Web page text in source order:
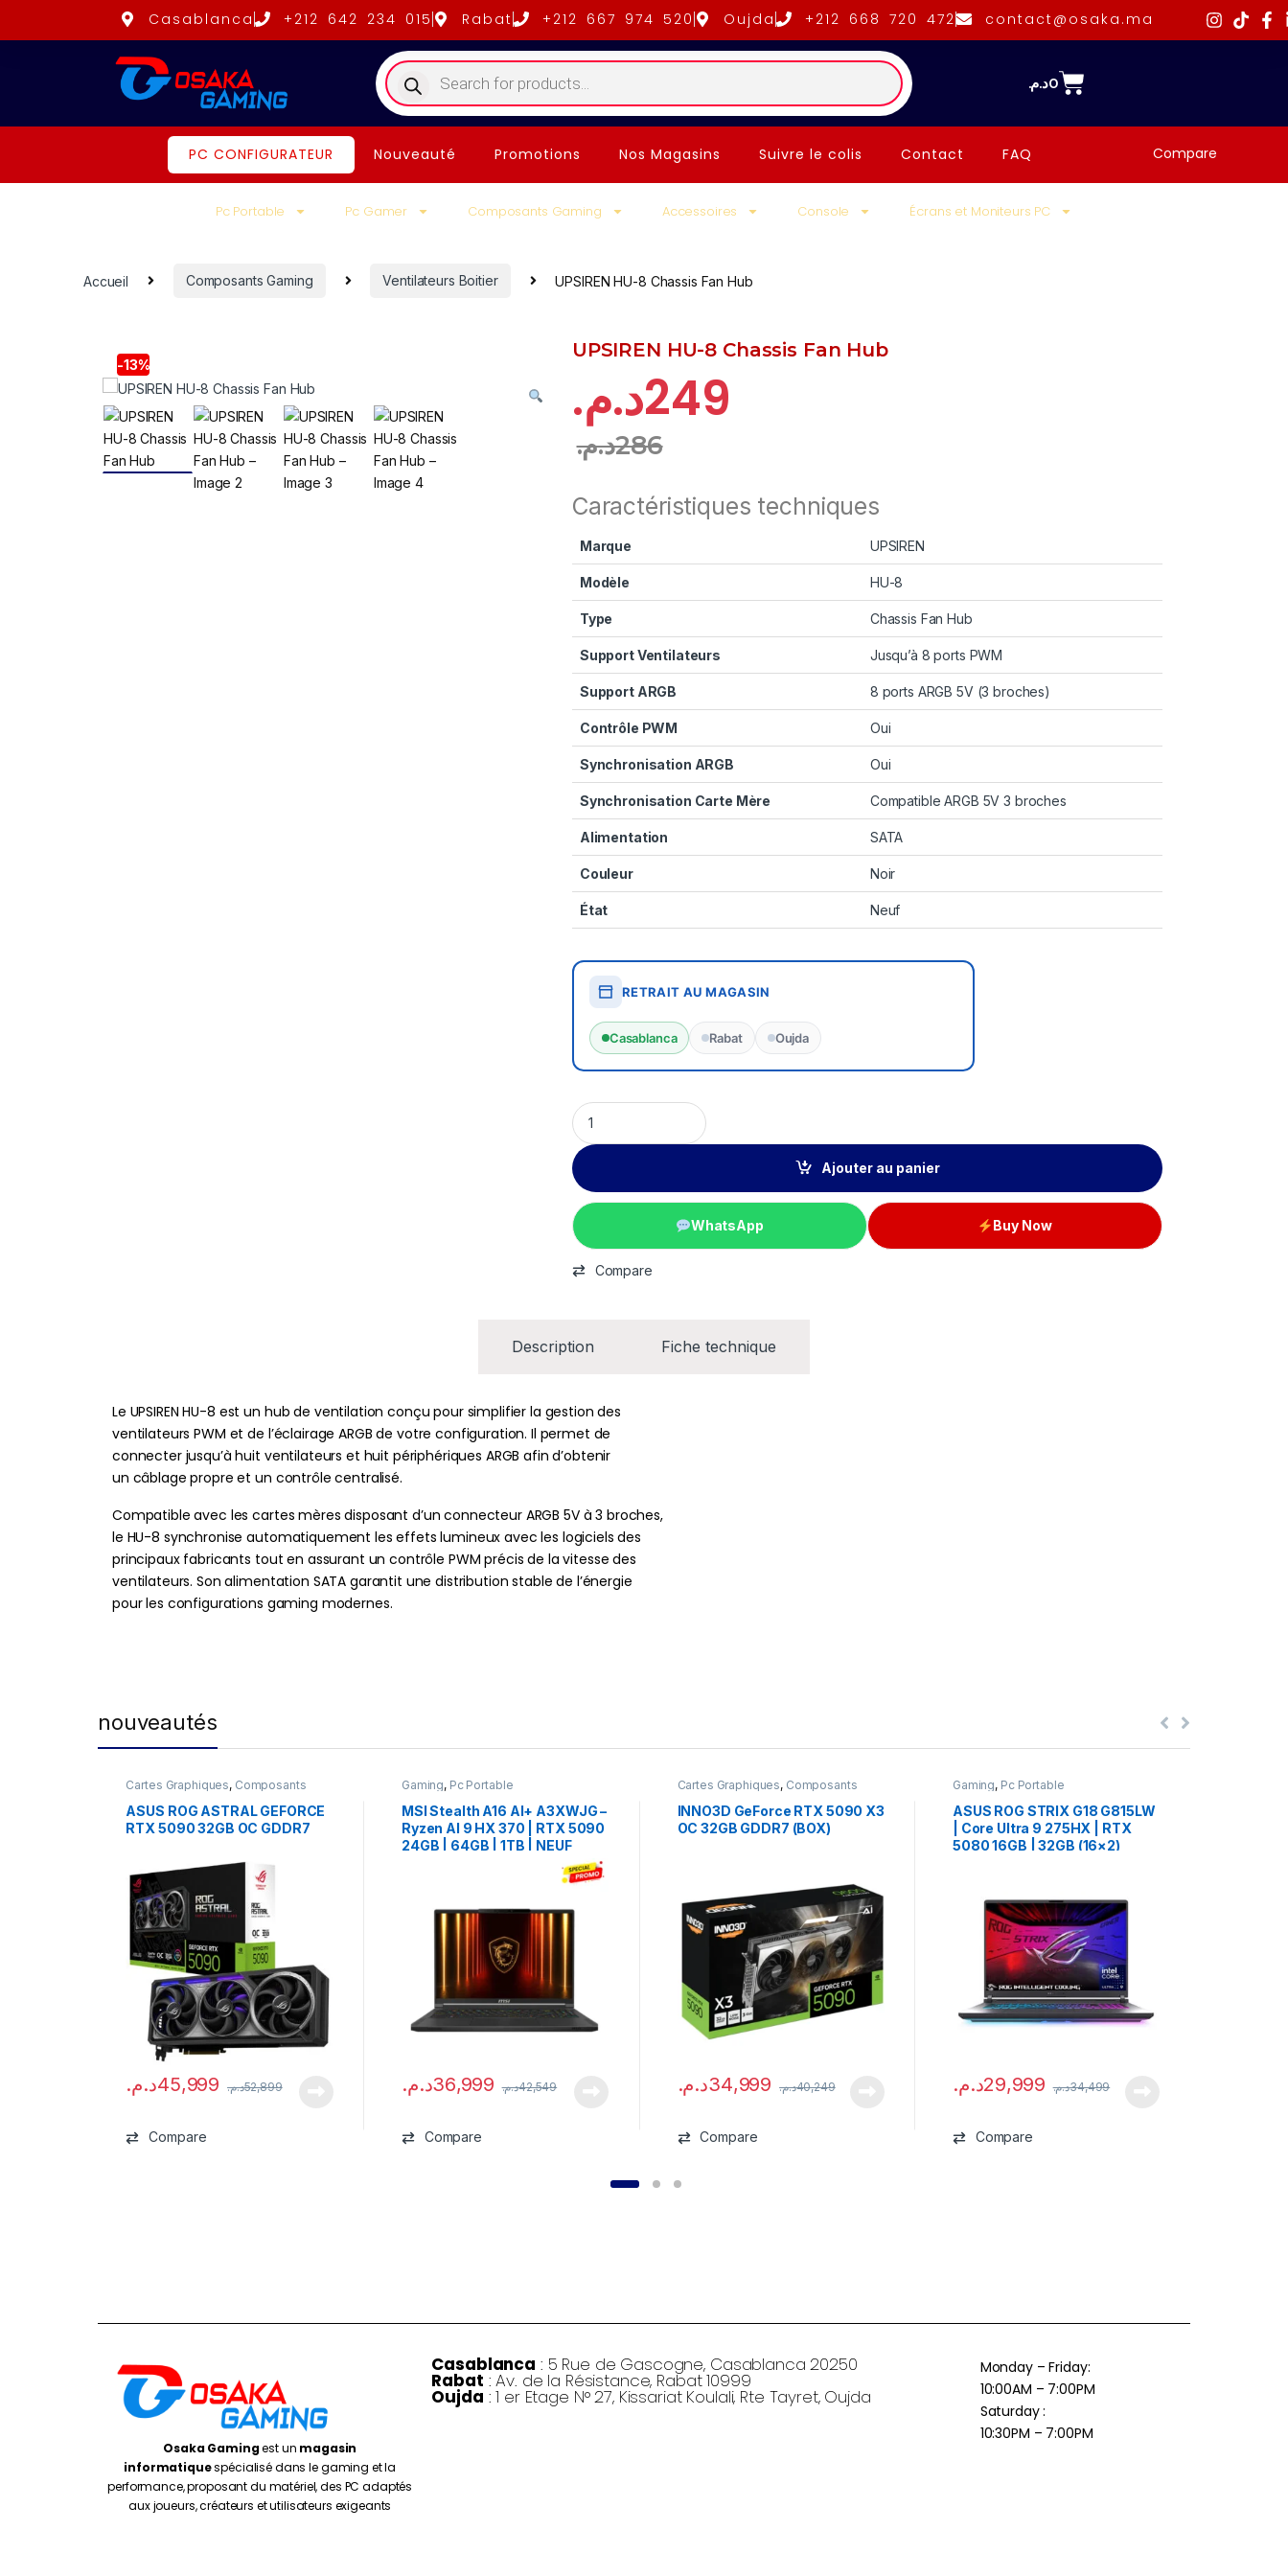
Casablanca +212 642 234 015 Rabat +212 667 974 520 Oujda +212 668 720 472 contact@osaka.ma
0د.م.
PC CONFIGURATEUR Nouveauté Promotions Nos Magasins Suivre le colis Contact FAQ Compare
Pc Portable Pc Gamer Composants Gaming Accessoires Console Écrans et Moniteurs PC
Accueil Composants Gaming Ventilateurs Boitier UPSIREN HU-8 Chassis Fan Hub
-13%
UPSIREN HU-8 Chassis Fan Hub
249د.م.
286د.م.
Caractéristiques techniques
Marque UPSIREN
Modèle HU-8
Type Chassis Fan Hub
Support Ventilateurs Jusqu’à 8 ports PWM
Support ARGB 8 ports ARGB 5V (3 broches)
Contrôle PWM Oui
Synchronisation ARGB Oui
Synchronisation Carte Mère Compatible ARGB 5V 3 broches
Alimentation SATA
Couleur Noir
État Neuf
RETRAIT AU MAGASIN
Casablanca Rabat Oujda
Ajouter au panier
WhatsApp Buy Now
Compare
Description Fiche technique
Le UPSIREN HU-8 est un hub de ventilation conçu pour simplifier la gestion des
ventilateurs PWM et de l’éclairage ARGB de votre configuration. Il permet de
connecter jusqu’à huit ventilateurs et huit périphériques ARGB afin d’obtenir
un câblage propre et un contrôle centralisé.
Compatible avec les cartes mères disposant d’un connecteur ARGB 5V à 3 broches,
le HU-8 synchronise automatiquement les effets lumineux avec les logiciels des
principaux fabricants tout en assurant un contrôle PWM précis de la vitesse des
ventilateurs. Son alimentation SATA garantit une distribution stable de l’énergie
pour les configurations gaming modernes.
nouveautés
Cartes Graphiques, Composants
NVIDIA
ASUS ROG ASTRAL GEFORCE
RTX 5090 32GB OC GDDR7
45,999د.م. 52,899د.م.
Compare
Gaming, Pc Portable
MSI Stealth A16 AI+ A3XWJG –
Ryzen AI 9 HX 370 | RTX 5090
24GB | 64GB | 1TB | NEUF
36,999د.م. 42,549د.م.
Compare
Cartes Graphiques, Composants
NVIDIA
INNO3D GeForce RTX 5090 X3
OC 32GB GDDR7 (BOX)
34,999د.م. 40,249د.م.
Compare
Gaming, Pc Portable
ASUS ROG STRIX G18 G815LW
| Core Ultra 9 275HX | RTX
5080 16GB | 32GB (16×2)
| NEUF
29,999د.م. 34,499د.م.
Compare
Osaka Gamingest un magasin
informatiquespécialisé dans le gaming et la
performance, proposant du matériel, des PC adaptés
aux joueurs, créateurs et utilisateurs exigeants
Casablanca : 5 Rue de Gascogne, Casablanca 20250
Rabat : Av. de la Résistance, Rabat 10999
Oujda : 1 er Etage N° 27, Kissariat Koulali, Rte Tayret, Oujda
Monday – Friday:
10:00AM – 7:00PM
Saturday :
10:30PM – 7:00PM